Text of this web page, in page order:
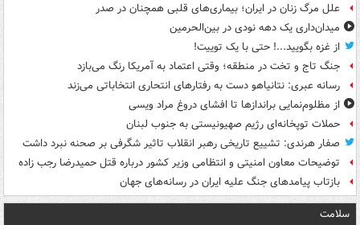
علل مرگ زنان در ایران؛ بیماری‌های قلبی همچنان در صدر
میدان‌داری یک دهه نودی در بین‌الحرمین
از غزه بگویید...! حتی با یک توییت!
جنگ تاج و تخت در منطقه؛ وقتی اعتماد به آمریکا رنگ می‌بازد
رسانه عبری: نتانیاهو دست به رفتارهای انتحاری انتخاباتی می‌زند
از مظلوم‌نمایی براندازها تا افشای دروغ مراد ویسی
حملات توپخانه‌ای رژیم صهیونیستی به جنوب لبنان
صفار هرندی: تشییع تاریخی رهبر انقلاب تاثیر شگرفی بر صحنه نبرد داشت
توضیحات معاون امنیتی و انتظامی وزیر کشور درباره قتل حمیدرضا رجب زاده
بازتاب پیامدهای جنگ علیه ایران در رسانه‌های جهان
سلامت